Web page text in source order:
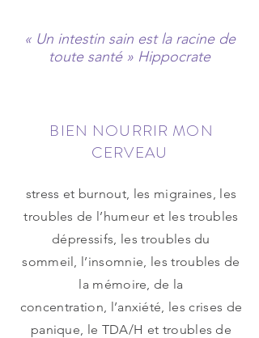
« Un intestin sain est la racine de
toute santé » Hippocrate
BIEN NOURRIR MON
CERVEAU
stress et burnout, les migraines, les
troubles de l’humeur et les troubles
dépressifs, les troubles du
sommeil, l’insomnie, les troubles de
la mémoire, de la
concentration, l’anxiété, les crises de
panique, le TDA/H et troubles de